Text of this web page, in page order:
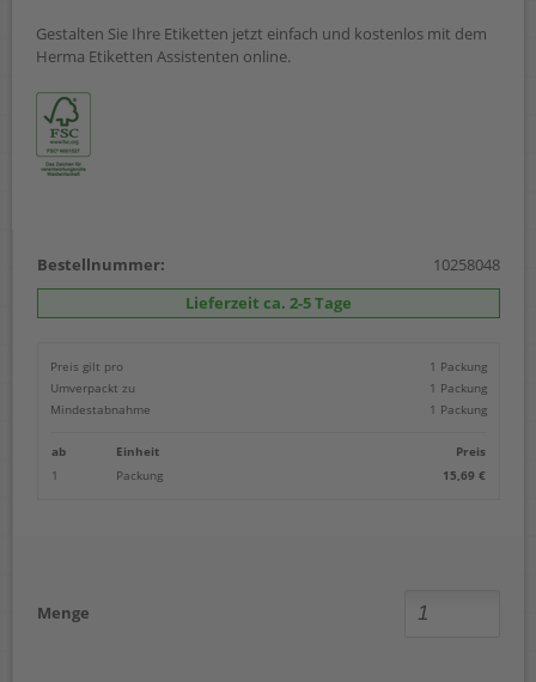
Gestalten Sie Ihre Etiketten jetzt einfach und kostenlos mit dem
Herma Etiketten Assistenten online.
Bestellnummer:
10258048
Lieferzeit ca. 2-5 Tage
Preis gilt pro
1 Packung
Umverpackt zu
1 Packung
Mindestabnahme
1 Packung
ab Einheit
Preis
1
Packung 15,69 €
Menge